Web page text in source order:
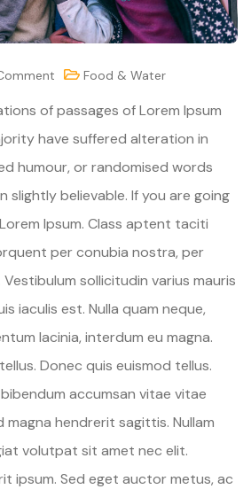
Food & Water
of passages of Lorem Ipsum
have suffered alteration in
humour, or randomised words
slightly believable. If you are going
Ipsum. Class aptent taciti
per conubia nostra, per
sollicitudin varius mauris
iaculis est. Nulla quam neque,
lacinia, interdum eu magna.
Donec quis euismod tellus.
accumsan vitae vitae
magna hendrerit sagittis. Nullam
volutpat sit amet nec elit.
ipsum. Sed eget auctor metus, ac